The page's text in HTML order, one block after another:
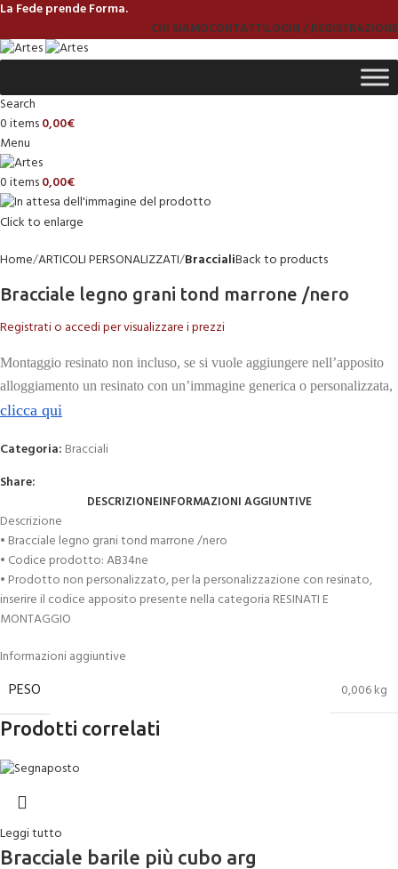
La Fede prende Forma.
CHI SIAMOCONTATTILOGIN / REGISTRAZIONE
Search
0items0,00€
Menu
0items0,00€
Click to enlarge
Home ARTICOLI PERSONALIZZATI BraccialiBack to products
Bracciale legno grani tond marrone /nero
Registrati o accedi per visualizzare i prezzi
Montaggio resinato non incluso, se si vuole aggiungere nell’apposito
alloggiamento un resinato con un’immagine generica o personalizzata,
clicca qui
Categoria: Bracciali
Share:
DESCRIZIONEINFORMAZIONI AGGIUNTIVE
Descrizione
• Bracciale legno grani tond marrone /nero
• Codice prodotto: AB34ne
• Prodotto non personalizzato, per la personalizzazione con resinato,
inserire il codice apposito presente nella categoria RESINATI E
MONTAGGIO
Informazioni aggiuntive
PESO 0,006 kg
Prodotti correlati
Leggi tutto
Bracciale barile più cubo arg